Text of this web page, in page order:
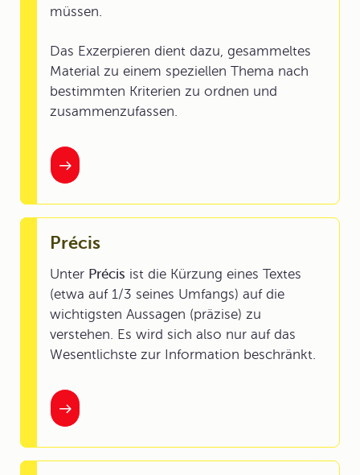
müssen.
Das Exzerpieren dient dazu, gesammeltes
Material zu einem speziellen Thema nach
bestimmten Kriterien zu ordnen und
zusammenzufassen.
Précis
Unter Précis ist die Kürzung eines Textes
(etwa auf 1/3 seines Umfangs) auf die
wichtigsten Aussagen (präzise) zu
verstehen. Es wird sich also nur auf das
Wesentlichste zur Information beschränkt.